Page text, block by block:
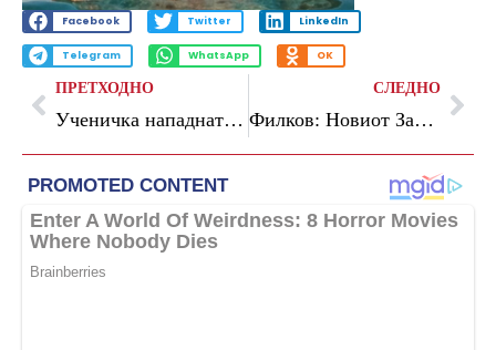
Facebook Twitter LinkedIn
Telegram WhatsApp OK
ПРЕТХОДНО
Ученичка нападната во основно училиште во Скопје, нејзин соученик снимал со мобилен телефон
СЛЕДНО
Филков: Новиот Закон за пробација воспоставува поефикасен систем, посилна ресоцијализација и поголема заштита на жртвите